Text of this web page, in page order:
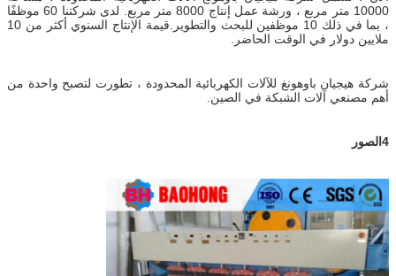
10000 متر مربع ، ورشة عمل إنتاج 8000 متر مربع. لدى شركتنا 60 موظفًا
، بما في ذلك 10 موظفين للبحث والتطوير.قيمة الإنتاج السنوي أكثر من 10
ملايين دولار في الوقت الحاضر.
شركة هيجيان باوهونغ للآلات الكهربائية المحدودة ، تطورت لتصبح واحدة من
أهم مصنعي آلات الشبكة في الصين.
4الصور